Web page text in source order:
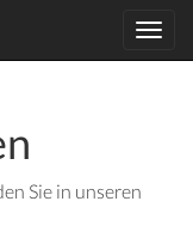
Sie in unseren